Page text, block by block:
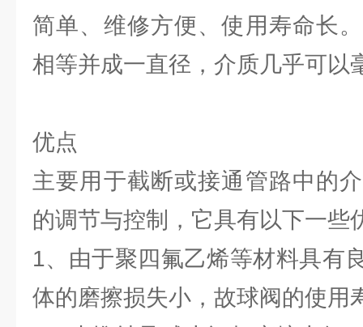
简单、维修方便、使用寿命长
相等并成一直径，介质几乎可以
优点
主要用于截断或接通管路中的
的调节与控制，它具有以下
1、由于聚四氟乙烯等材料具有
体的磨擦损失小，故球阀的使用